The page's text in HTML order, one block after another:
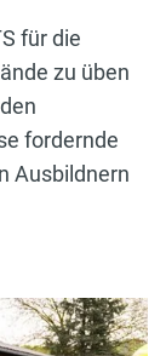
für die
zu üben
fordernde
Ausbildnern